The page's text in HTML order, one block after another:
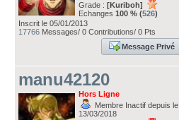
Grade : [Kuriboh]
Echanges 100 % (526)
Inscrit le 05/01/2013
17766 Messages/ 0 Contributions/ 0 Pts
Message Privé
manu42120
Hors Ligne
Membre Inactif depuis le
13/03/2018